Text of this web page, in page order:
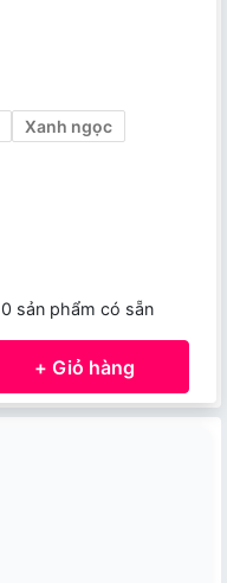
Xanh ngọc
0 sản phẩm có sẵn
+ Giỏ hàng